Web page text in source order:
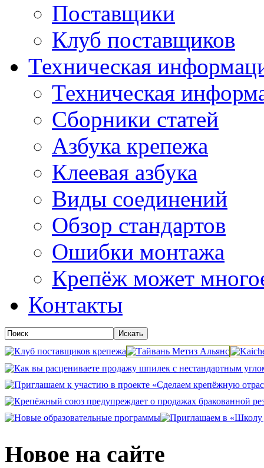
Поставщики
Клуб поставщиков
Техническая
Техническая
Сборники статей
Азбука крепежа
Клеевая азбука
Виды соединений
Обзор стандартов
Ошибки монтажа
Крепёж может
Контакты
Новое на сайте